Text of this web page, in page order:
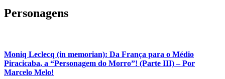
Personagens
Moniq Leclecq (in memorian): Da França para o Médio
Piracicaba, a “Personagem do Morro”! (Parte III) – Por
Marcelo Melo!